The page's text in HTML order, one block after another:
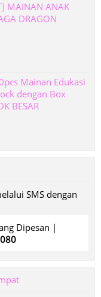
MAINAN ANAK
DRAGON
Mainan Edukasi
dengan Box
BESAR
SMS dengan
Dipesan |